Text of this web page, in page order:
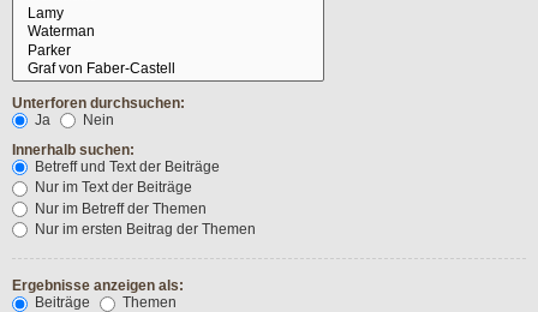
Unterforen durchsuchen:
Ja
Nein
Innerhalb suchen:
Betreff und Text der Beiträge
Nur im Text der Beiträge
Nur im Betreff der Themen
Nur im ersten Beitrag der Themen
Ergebnisse anzeigen als:
Beiträge
Themen